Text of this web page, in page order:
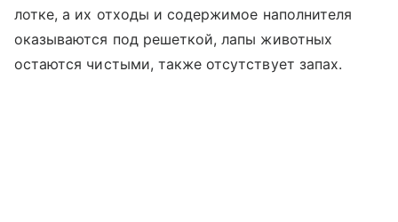
лотке, а их отходы и содержимое наполнителя
оказываются под решеткой, лапы животных
остаются чистыми, также отсутствует запах.